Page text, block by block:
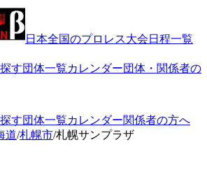
日本全国のプロレス大会日程一覧
す団体一覧カレンダー団体・関係者の
す団体一覧カレンダー関係者の方へ
道/札幌市/札幌サンプラザ